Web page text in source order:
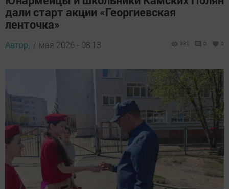
дали старт акции «Георгиевская
ленточка»
Автор, 7 мая 2026 - 08:13 332 0 0